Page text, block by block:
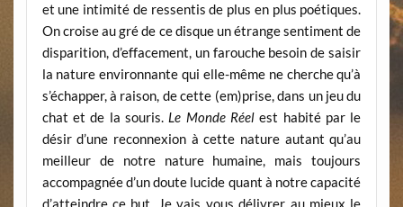
et une intimité de ressentis de plus en plus poétiques.
On croise au gré de ce disque un étrange sentiment de
disparition, d’effacement, un farouche besoin de saisir
la nature environnante qui elle-même ne cherche qu’à
s’échapper, à raison, de cette (em)prise, dans un jeu du
chat et de la souris.Le Monde Réel est habité par le
désir d’une reconnexion à cette nature autant qu’au
meilleur de notre nature humaine, mais toujours
accompagnée d’un doute lucide quant à notre capacité
d’atteindre ce but. Je vais vous délivrer au mieux le